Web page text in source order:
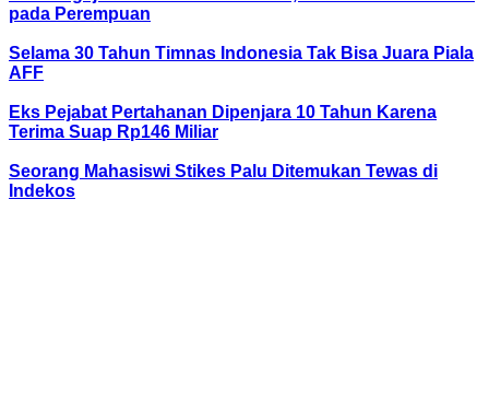
pada Perempuan
Selama 30 Tahun Timnas Indonesia Tak Bisa Juara Piala
AFF
Eks Pejabat Pertahanan Dipenjara 10 Tahun Karena
Terima Suap Rp146 Miliar
Seorang Mahasiswi Stikes Palu Ditemukan Tewas di
Indekos